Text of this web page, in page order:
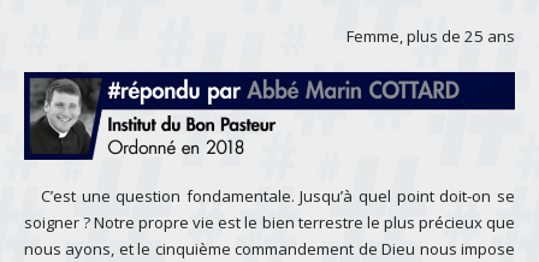
Femme, plus de 25 ans
C’est une question fondamentale. Jusqu’à quel point doit-on se
soigner ? Notre propre vie est le bien terrestre le plus précieux que
nous ayons, et le cinquième commandement de Dieu nous impose